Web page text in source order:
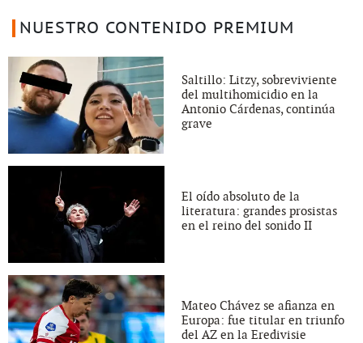
NUESTRO CONTENIDO PREMIUM
Saltillo: Litzy, sobreviviente
del multihomicidio en la
Antonio Cárdenas, continúa
grave
El oído absoluto de la
literatura: grandes prosistas
en el reino del sonido II
Mateo Chávez se afianza en
Europa: fue titular en triunfo
del AZ en la Eredivisie